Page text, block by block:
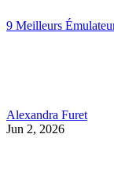
9 Meilleurs
Alexandra Furet
Jun 2, 2026